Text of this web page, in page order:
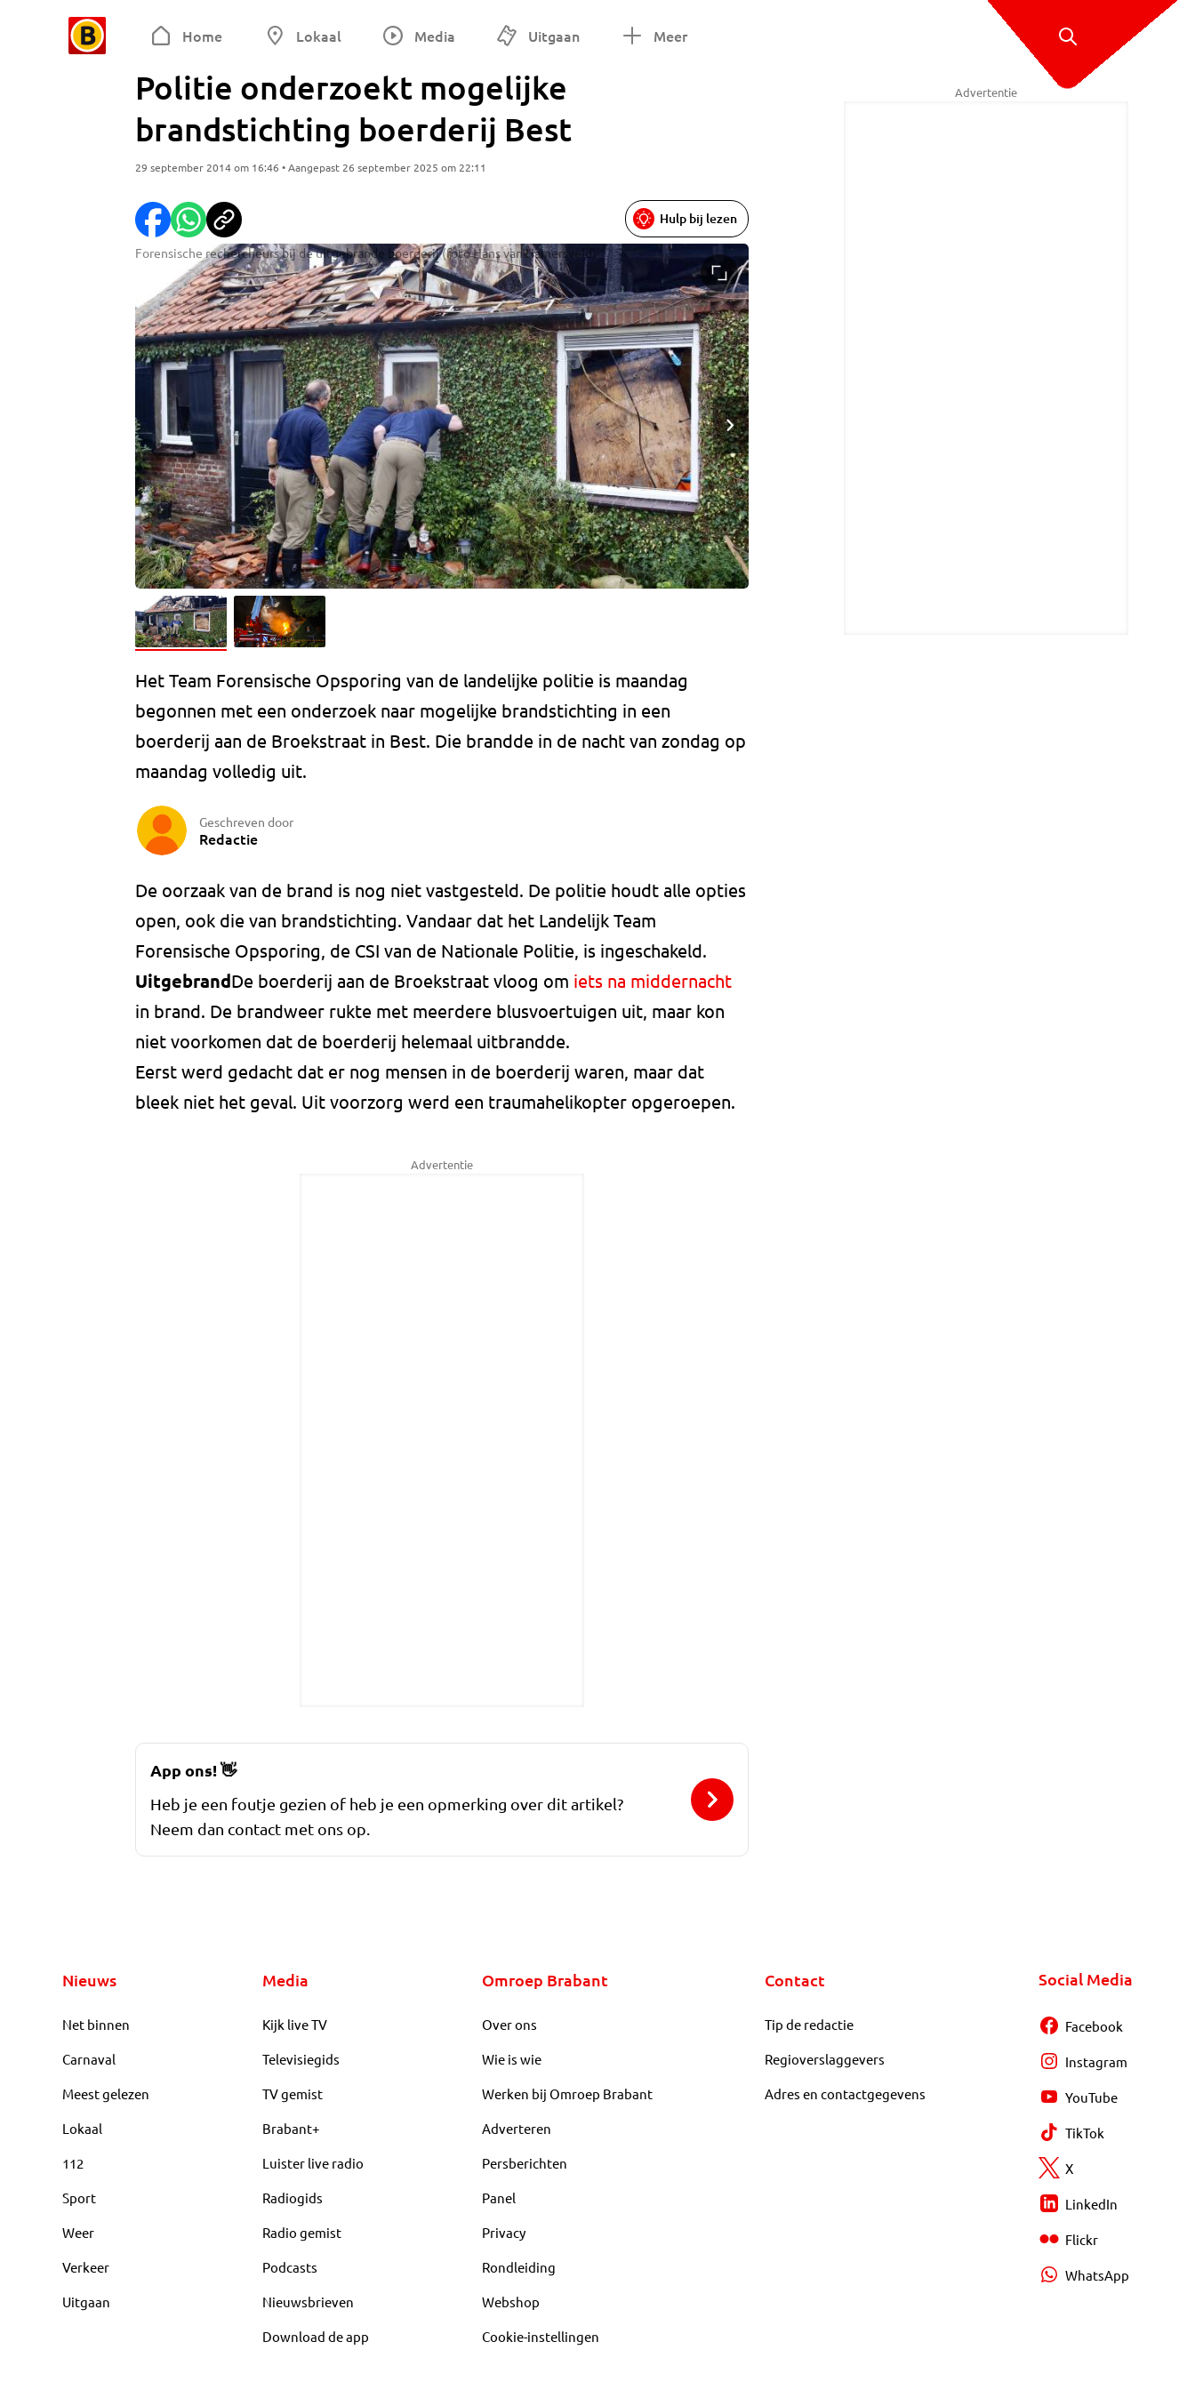
Home Lokaal Media Uitgaan Meer
Politie onderzoekt mogelijke
brandstichting boerderij Best
29 september 2014 om 16:46 • Aangepast 26 september 2025 om 22:11
Forensische rechercheurs bij de uitgebrande boerderij (foto Hans van Hamersveld)
Hulp bij lezen
Het Team Forensische Opsporing van de landelijke politie is maandag
begonnen met een onderzoek naar mogelijke brandstichting in een
boerderij aan de Broekstraat in Best. Die brandde in de nacht van zondag op
maandag volledig uit.
Geschreven door
Redactie
De oorzaak van de brand is nog niet vastgesteld. De politie houdt alle opties
open, ook die van brandstichting. Vandaar dat het Landelijk Team
Forensische Opsporing, de CSI van de Nationale Politie, is ingeschakeld.
UitgebrandDe boerderij aan de Broekstraat vloog om iets na middernacht
in brand. De brandweer rukte met meerdere blusvoertuigen uit, maar kon
niet voorkomen dat de boerderij helemaal uitbrandde.
Eerst werd gedacht dat er nog mensen in de boerderij waren, maar dat
bleek niet het geval. Uit voorzorg werd een traumahelikopter opgeroepen.
Advertentie
Advertentie
App ons!👋
Heb je een foutje gezien of heb je een opmerking over dit artikel?
Neem dan contact met ons op.
Nieuws
Net binnen
Carnaval
Meest gelezen
Lokaal
112
Sport
Weer
Verkeer
Uitgaan
Media
Kijk live TV
Televisiegids
TV gemist
Brabant+
Luister live radio
Radiogids
Radio gemist
Podcasts
Nieuwsbrieven
Download de app
Omroep Brabant
Over ons
Wie is wie
Werken bij Omroep Brabant
Adverteren
Persberichten
Panel
Privacy
Rondleiding
Webshop
Cookie-instellingen
Contact
Tip de redactie
Regioverslaggevers
Adres en contactgegevens
Social Media
Facebook
Instagram
YouTube
TikTok
X
LinkedIn
Flickr
WhatsApp